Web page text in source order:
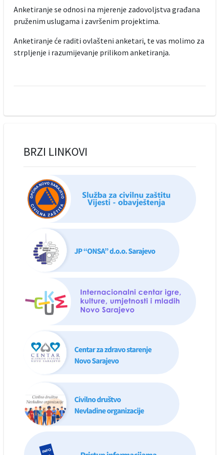
Anketiranje se odnosi na mjerenje zadovoljstva građana
pruženim uslugama i završenim projektima.
Anketiranje će raditi ovlašteni anketari, te vas molimo za
strpljenje i razumijevanje prilikom anketiranja.
BRZI LINKOVI